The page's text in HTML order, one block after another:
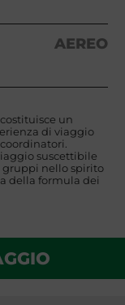
AEREO
un
di viaggio
suscettibile
gruppi nello spirito
della formula dei